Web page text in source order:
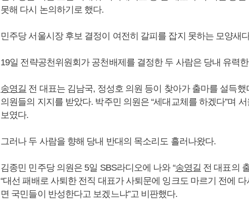
못해 다시 논의하기로 했다.
민주당 서울시장 후보 결정이 여전히 갈피를 잡지 못하는 모양새
19일 전략공천위원회가 공천배제를 결정한 두 사람은 당내 유력
송영길 전 대표는 김남국, 정성호 의원 등이 찾아가 출마를 설득
의원들의 지지를 받았다. 박주민 의원은 “세대교체를 하겠다”며
보였다.
그러나 두 사람을 향해 당내 반대의 목소리도 흘러나왔다.
김종민 민주당 의원은 5일 SBS라디오에 나와 “송영길 전 대표의
“대선 패배로 사퇴한 전직 대표가 사퇴문에 잉크도 마르기 전에
면 국민들이 반성한다고 보겠느냐”고 비판했다.